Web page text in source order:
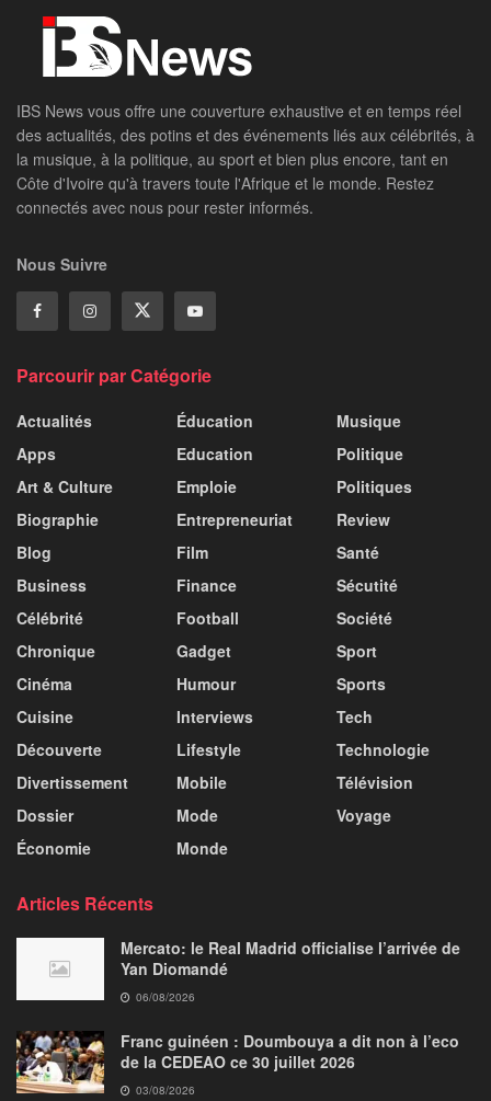
IBS News vous offre une couverture exhaustive et en temps réel
des actualités, des potins et des événements liés aux célébrités, à
la musique, à la politique, au sport et bien plus encore, tant en
Côte d'Ivoire qu'à travers toute l'Afrique et le monde. Restez
connectés avec nous pour rester informés.
Nous Suivre
Parcourir par Catégorie
Actualités
Apps
Art & Culture
Biographie
Blog
Business
Célébrité
Chronique
Cinéma
Cuisine
Découverte
Divertissement
Dossier
Économie
Éducation
Education
Emploie
Entrepreneuriat
Film
Finance
Football
Gadget
Humour
Interviews
Lifestyle
Mobile
Mode
Monde
Musique
Politique
Politiques
Review
Santé
Sécutité
Société
Sport
Sports
Tech
Technologie
Télévision
Voyage
Articles Récents
Mercato: le Real Madrid officialise l’arrivée de
Yan Diomandé
06/08/2026
Franc guinéen : Doumbouya a dit non à l’eco
de la CEDEAO ce 30 juillet 2026
03/08/2026